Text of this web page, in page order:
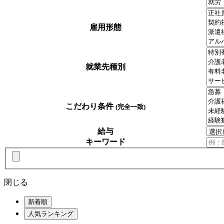
雇用形態
就業先種別
こだわり条件 (完全一致)
給与
キーワード
閉じる
新着順
人気ランキング